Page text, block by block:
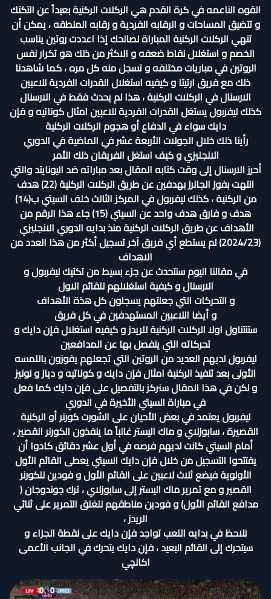
القوه الناعمه في كرة القدم هي الركلات الركنية بعيداً عن التكتك
و تتضيق المساحات و الرقابه الفردية و رقابه المنطقه ، يمكن أن
تنهي الركلات الركنية المباراة لصالحك إذا اعددت روتين يناسب
الخصم و استغلال نقاط ضعفه و الاكثر من ذلك هو تكرار نفس
الروتين في مباريات مختلفه و تسجل منه كل مره ، كما شاهدنا
ذلك مع فريق ارتيتا و كيفيه استغلال القدرات الفردية للاعبين
الارسنال في الركلات الركنية ، هذا لم يحدث فقط في الارسنال
كذلك ليفربول يستغل القدرات الفردية للاعبين امثال كوناتيه و فإن
دايك سواء في الدفاع أو هجوم الركلات الركنية
رأينا ذلك خلال الجولات الأربعة عشر في الماضية في الدوري
الانجليزي و كيف استغل الفريقان ذلك الأمر
أحرز الارسنال إلى وقت كتابه المقال بعد مباراته ضد اليونايتد والتي
انتهت بفوز الجانرز بهدفين عن طريق الركلات الركنية (22) هدف
من الركنية ، كذلك ليفربول في المركز الثالث خلف السيتي ب(14)
هدف و فارق هدف واحد عن السيتي (15) جاء هذا الرقم من
الأهداف عن طريق الركلات الركنية منذ بدايه الدوري الانجليزي
(2024/23) لم يستطع أي فريق آخر تسجيل أكثر من هذا العدد من
الاهداف
في مقالنا اليوم سنتحدث عن جزء بسيط من تكتيك ليفربول و
الارسنال و كيفية استغلالهم للقائم الاول
و التحركات التي جعلتهم يسجلون كل هذة الأهداف
و أيضا اللاعبين المستهدفين في كل فريق
ستنتناول اولا الركلات الركنية للريدز و كيفيه استغلال فإن دايك و
تحركاته التي ينفصل بها عن المدافعين
ليفربول لديهم العديد من الروتين التي تجعلهم يفوزون باللمسه
الأولى بعد تنفيذ الركنية امثال فإن دايك و كوناتيه و دياز و نونيز
و لكن في هذا المقال سنركز بالتفصيل على فإن دايك كما فعل
في مباراة السيتي الأخيرة في الدوري
ليفربول يعتمد في بعض الأحيان على الشورت كورنر أو الركنية
القصيرة ، سابوزلاي و ماك اليستر غالباً ما ينفذون الكورنر القصير ،
أمام السيتي كانت لديهم فرصه في أول عشر دقائق كادوا أن
يفتتحوا التسجيل من خلال فإن دايك السيتي يعطى القائم الأول
الأولوية فيضع ثلاث لاعبين على القائم الأول و فودين للكورنر
القصير و مع تمرير ماك اليستر إلى سابوزلاي ، ترك جوندوجان (
مدافع القائم الأول) و فودين مناطقهم للغلق التمرير على ثنائي
الريدز ،
نلاحظ في بدايه اللعب تواجد فإن دايك على نقطة الجزاء و
سيتحرك إلى القائم البعيد ، فإن دايك يتحرك في الجانب الأعمى
اكانچي